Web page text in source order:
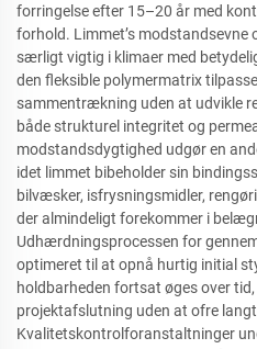
forringelse efter 15–20 år med
forhold. Limmet’s
særligt vigtig i klimaer med
den fleksible polymermatrix
sammentrækning uden at udvikle
både strukturel integritet og
modstandsdygtighed udgør en
idet limmet bibeholder sin
bilvæsker, isfrysningsmidler,
der almindeligt forekommer i
Udhærdningsprocessen for
optimeret til at opnå hurtig initial
holdbarheden fortsat øges over
projektafslutning uden at ofre
Kvalitetskontrolforanstaltninger